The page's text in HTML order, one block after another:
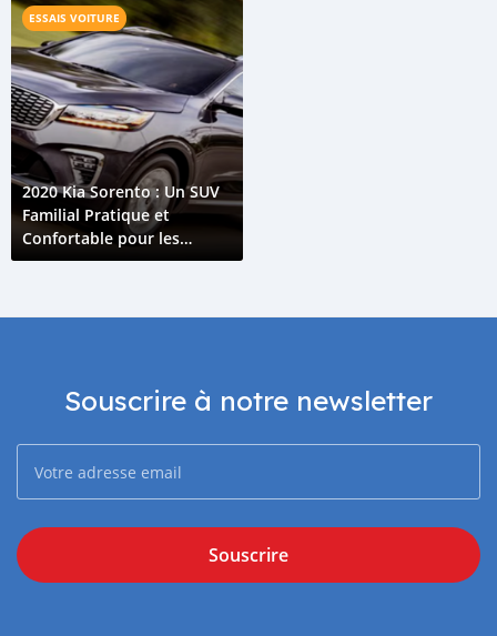
ESSAIS VOITURE
2020 Kia Sorento : Un SUV
Familial Pratique et
Confortable pour les
Routes des Comores
Souscrire à notre newsletter
Souscrire